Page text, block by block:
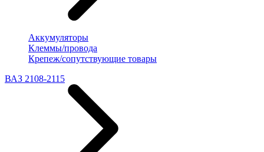
Аккумуляторы
Клеммы/провода
Крепеж/сопутствующие товары
ВАЗ 2108-2115